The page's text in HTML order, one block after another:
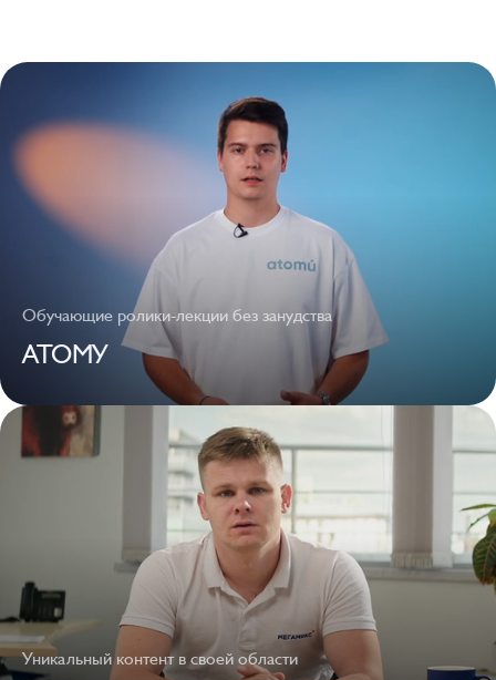
Обучающие ролики-лекции без занудства
АТОМУ
Уникальный контент в своей области